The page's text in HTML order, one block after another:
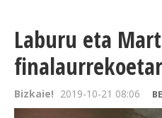
Laburu eta
Bizkaie! 2019-10-21 08:06